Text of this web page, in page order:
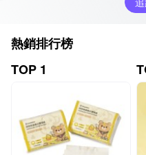
熱銷排行榜
TOP 1